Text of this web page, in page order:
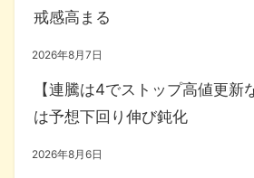
戒感高まる
2026年8月7日
【連騰は4でストップ高値更新
は予想下回り伸び鈍化
2026年8月6日